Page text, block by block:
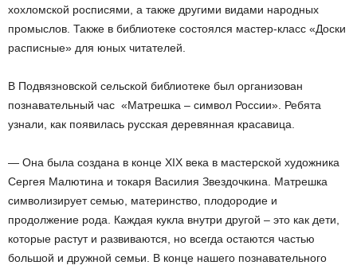
хохломской росписями, а также другими видами народных
промыслов. Также в библиотеке состоялся мастер-класс «Доски
расписные» для юных читателей.
В Подвязновской сельской библиотеке был организован
познавательный час «Матрешка – символ России». Ребята
узнали, как появилась русская деревянная красавица.
— Она была создана в конце XIX века в мастерской художника
Сергея Малютина и токаря Василия Звездочкина. Матрешка
символизирует семью, материнство, плодородие и
продолжение рода. Каждая кукла внутри другой – это как дети,
которые растут и развиваются, но всегда остаются частью
большой и дружной семьи. В конце нашего познавательного